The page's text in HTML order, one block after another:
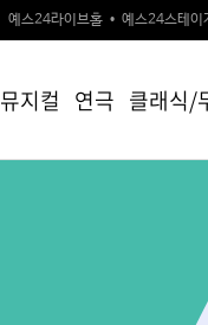
예스24라이브홀 예스24스테이
뮤지컬 연극 클래식/